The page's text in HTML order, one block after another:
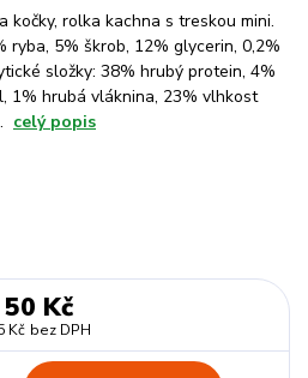
kočky, rolka kachna s treskou mini.
ryba, 5% škrob, 12% glycerin, 0,2%
složky: 38% hrubý protein, 4%
1% hrubá vláknina, 23% vlhkost
celý popis
50 Kč
Kč bez DPH